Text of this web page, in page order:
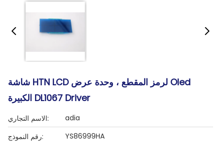
شاشة HTN LCD لرمز المقطع ، وحدة عرض Oled
الكبيرة DL1067 Driver
الاسم التجاري:
adia
رقم النموذج:
YS86999HA